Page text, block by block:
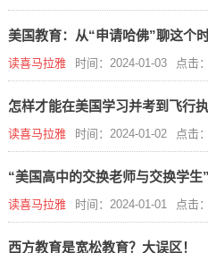
美国教育：从“申请哈佛”聊这个
读喜马拉雅 时间：2024-01-03 点击
怎样才能在美国学习并考到飞行执
读喜马拉雅 时间：2024-01-02 点击
“美国高中的交换老师与交换学生
读喜马拉雅 时间：2024-01-01 点击
西方教育是宽松教育？大误区！